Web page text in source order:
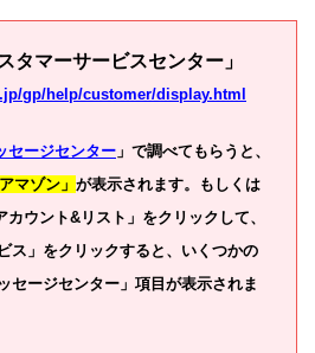
タマーサービスセンター」
gp/help/customer/display.html
ージセンター 」で調べてもらうと、
マゾン」 が表示されます。もしくは
ウント&リスト」をクリックして、
ス」をクリックすると、いくつかの
セージセンター」項目が表示されま